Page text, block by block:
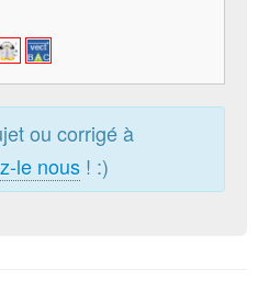
ou corrigé à
le nous ! :)